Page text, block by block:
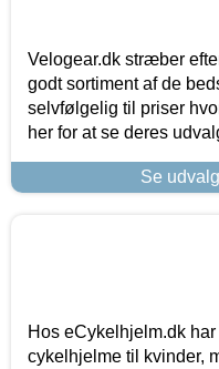
Velogear.dk stræber
godt sortiment af de
selvfølgelig til priser
her for at se deres
Se
Hos eCykelhjelm.dk
cykelhjelme til kvinder,